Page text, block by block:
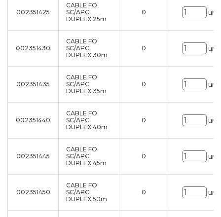
002351425
CABLE FO
SC/APC
DUPLEX 25m
0 uni.
002351430
CABLE FO
SC/APC
DUPLEX 30m
0 uni.
002351435
CABLE FO
SC/APC
DUPLEX 35m
0 uni.
002351440
CABLE FO
SC/APC
DUPLEX 40m
0 uni.
002351445
CABLE FO
SC/APC
DUPLEX 45m
0 uni.
002351450
CABLE FO
SC/APC
DUPLEX 50m
0 uni.